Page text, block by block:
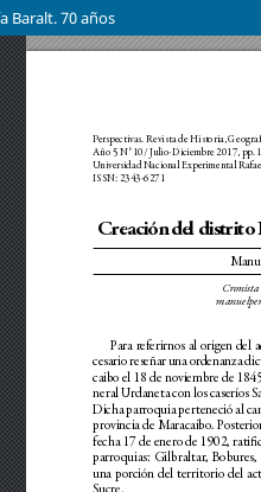
Baralt. 70 años